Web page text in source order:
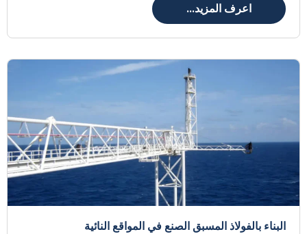
اعرف المزيد...
البناء بالفولاذ المسبق الصنع في المواقع النائية